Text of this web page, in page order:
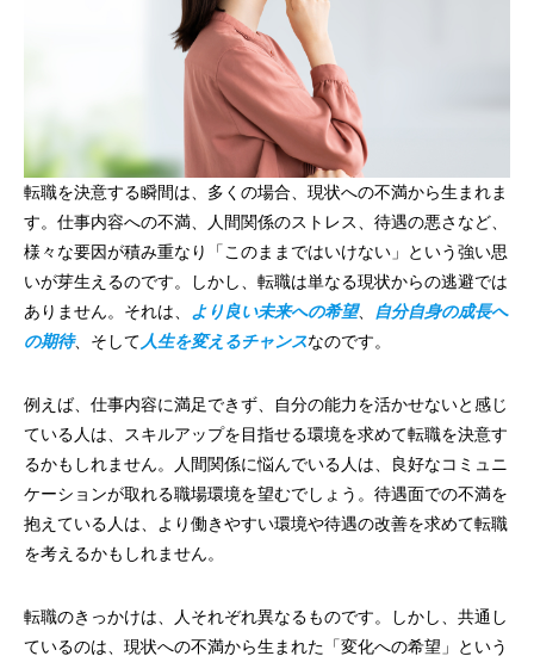
転職を決意する瞬間は、多くの場合、現状への不満から生まれま
す。仕事内容への不満、人間関係のストレス、待遇の悪さなど、
様々な要因が積み重なり「このままではいけない」という強い思
いが芽生えるのです。しかし、転職は単なる現状からの逃避では
ありません。それは、
より良い未来への希望、
自分自身の成長へ
の期待、そして 人生を変えるチャンスなのです。
例えば、仕事内容に満足できず、自分の能力を活かせないと感じ
ている人は、スキルアップを目指せる環境を求めて転職を決意す
るかもしれません。人間関係に悩んでいる人は、良好なコミュニ
ケーションが取れる職場環境を望むでしょう。待遇面での不満を
抱えている人は、より働きやすい環境や待遇の改善を求めて転職
を考えるかもしれません。
転職のきっかけは、人それぞれ異なるものです。しかし、共通し
ているのは、現状への不満から生まれた「変化への希望」という